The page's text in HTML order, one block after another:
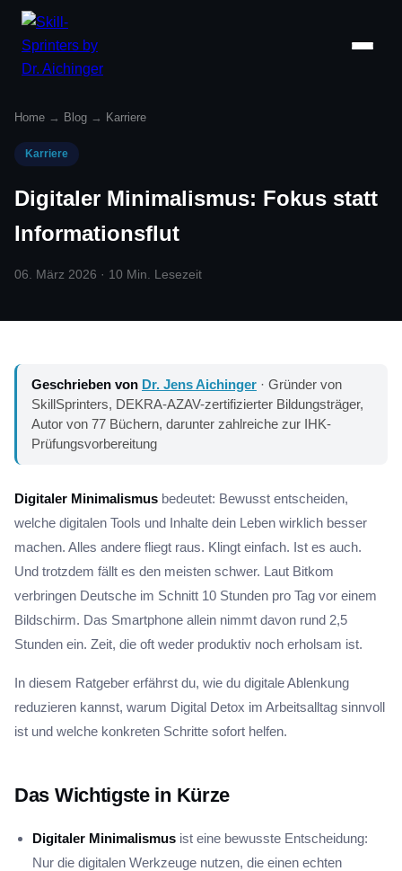
Home → Blog → Karriere
Karriere
Digitaler Minimalismus: Fokus statt
Informationsflut
06. März 2026 · 10 Min. Lesezeit
Geschrieben von Dr. Jens Aichinger · Gründer von
SkillSprinters, DEKRA-AZAV-zertifizierter Bildungsträger,
Autor von 77 Büchern, darunter zahlreiche zur IHK-
Prüfungsvorbereitung
Digitaler Minimalismus bedeutet: Bewusst entscheiden,
welche digitalen Tools und Inhalte dein Leben wirklich besser
machen. Alles andere fliegt raus. Klingt einfach. Ist es auch.
Und trotzdem fällt es den meisten schwer. Laut Bitkom
verbringen Deutsche im Schnitt 10 Stunden pro Tag vor einem
Bildschirm. Das Smartphone allein nimmt davon rund 2,5
Stunden ein. Zeit, die oft weder produktiv noch erholsam ist.
In diesem Ratgeber erfährst du, wie du digitale Ablenkung
reduzieren kannst, warum Digital Detox im Arbeitsalltag sinnvoll
ist und welche konkreten Schritte sofort helfen.
Das Wichtigste in Kürze
Digitaler Minimalismus ist eine bewusste Entscheidung:
Nur die digitalen Werkzeuge nutzen, die einen echten